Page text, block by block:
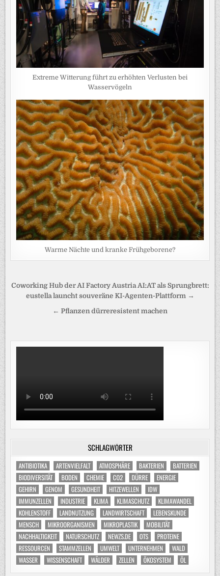
Extreme Witterung führt zu erhöhten Verlusten bei
Wasservögeln
Warme Nächte und kranke Frühgeborene?
Beitragsnavigation
Coworking Hub der AI Factory Austria AI:AT als Sprungbrett:
eustella launcht souveräne KI-Agenten-Plattform →
← Pflanzen dürreresistent machen
SCHLAGWÖRTER
ANTIBIOTIKA ARTENVIELFALT ATMOSPHÄRE BAKTERIEN
BATTERIEN
BIODIVERSITÄT
BODEN CHEMIE CO2 DÜRRE
ENERGIE
GEHIRN
GENOM GESUNDHEIT HITZEWELLEN
IDW
IMMUNZELLEN
INDUSTRIE KLIMA KLIMASCHUTZ
KLIMAWANDEL
KOHLENSTOFF
LANDNUTZUNG LANDWIRTSCHAFT
LEBENSKUNDE
MENSCH
MIKROORGANISMEN MIKROPLASTIK
MOBILITÄT
NACHHALTIGKEIT
NATURSCHUTZ NEWZS.DE OTS
PROTEINE
RESSOURCEN
STAMMZELLEN UMWELT UNTERNEHMEN
WALD
WASSER
WISSENSCHAFT WÄLDER ZELLEN ÖKOSYSTEM ÖL